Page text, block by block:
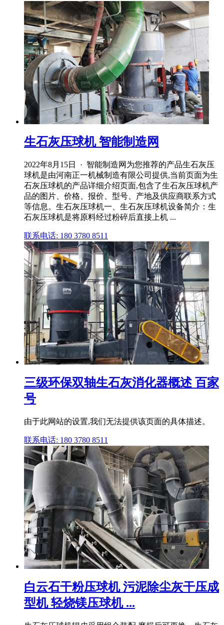
生石灰压球机 智能制造网
2022年8月15日 · 智能制造网为您推荐的产品生石灰压
球机是由河南正一机械制造有限公司提供,当前页面为生
石灰压球机的产品详细介绍页面,包含了生石灰压球机产
品的图片、价格、报价、型号、产地及供应商联系方式
等信息。生石灰压球机一、生石灰压球机设备简介：生
石灰压球机是将原料经过粉碎后直接上机 ...
联系电话: 180 3780 8511
三级环保双轴生石灰消化器概述 百家
号
由于此网站的设置,我们无法提供该页面的具体描述。
联系电话: 180 3780 8511
白云石干粉压球机 污泥除尘灰干压成
型机 轻烧镁压球机 ...